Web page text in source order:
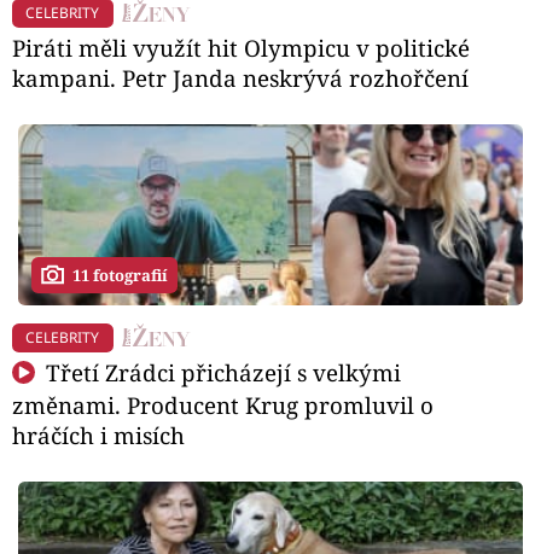
CELEBRITY
Piráti měli využít hit Olympicu v politické
kampani. Petr Janda neskrývá rozhořčení
11 fotografií
CELEBRITY
Třetí Zrádci přicházejí s velkými
změnami. Producent Krug promluvil o
hráčích i misích